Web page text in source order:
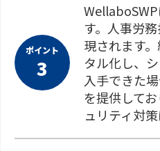
ポイント
3
す。人事労
現されます
タル化し、
入手できた
を提供して
ュリティ対